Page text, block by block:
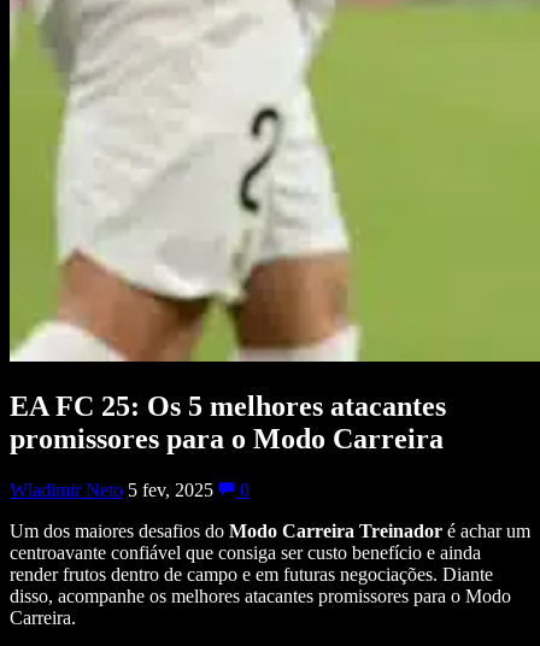
EA FC 25: Os 5 melhores atacantes
promissores para o Modo Carreira
Wladimir Neto 5 fev, 2025
0
Um dos maiores desafios do Modo Carreira Treinador é achar um
centroavante confiável que consiga ser custo benefício e ainda
render frutos dentro de campo e em futuras negociações. Diante
disso, acompanhe os melhores atacantes promissores para o Modo
Carreira.